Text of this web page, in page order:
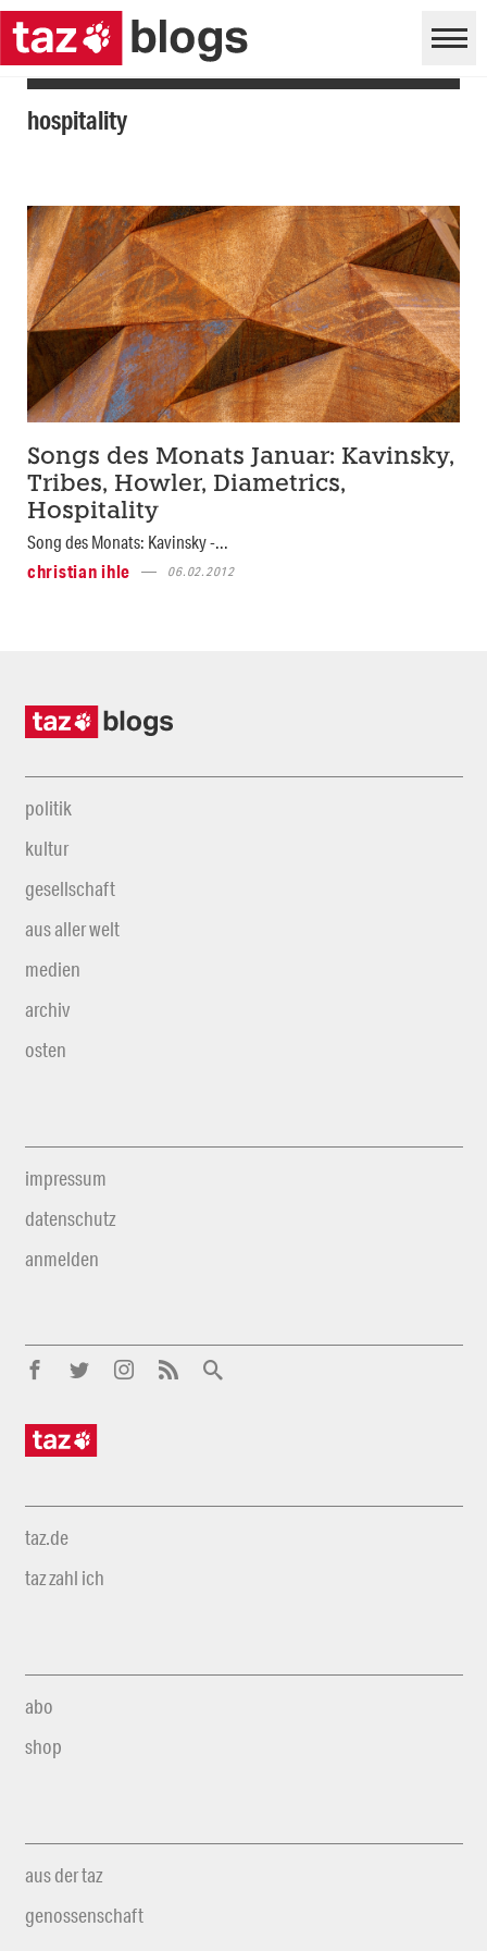
hospitality
Songs des Monats Januar: Kavinsky,
Tribes, Howler, Diametrics,
Hospitality
Song des Monats: Kavinsky -...
christian ihle
06.02.2012
politik
kultur
gesellschaft
aus aller welt
medien
archiv
osten
impressum
datenschutz
anmelden
taz.de
taz zahl ich
abo
shop
aus der taz
genossenschaft